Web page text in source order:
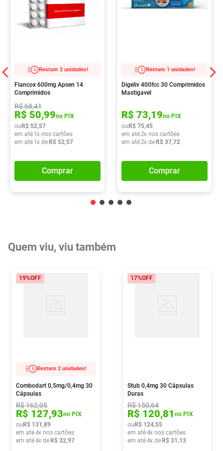
Restam 2 unidades!
Flancox 600mg Apsen 14
Comprimidos
R$68,41
R$ 50,99no PIX
ou R$ 52,57
em até 1x nos cartões
em até 1x de R$ 52,57
Comprar
Restam 1 unidades!
Digeliv 400fcc 30 Comprimidos
Mastigavel
R$ 73,19no PIX
ou R$ 75,45
em até2x nos cartões
em até2x de R$ 37,72
Comprar
Quem viu, viu também
19%OFF
Restam 2 unidades!
Combodart 0,5mg/0,4mg 30
Cápsulas
R$162,05
R$ 127,93no PIX
ou R$ 131 ,89
em até4x nos cartões
em até4x de R$ 32,97
17%OFF
Stub 0,4mg 30 Cápsulas
Duras
R$150,64
R$ 120,81 no PIX
ou R$ 124,55
em até4x nos cartões
em até4x de R$ 31 ,13